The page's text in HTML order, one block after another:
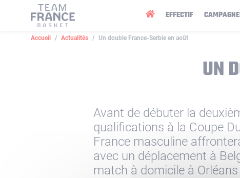
EFFECTIF
Accueil Actualités Un double France-Serbie en août
UN
Avant de débuter la
qualifications à la Coupe
France masculine
avec un déplacement à
match à domicile à
Panneau de gestion des cookies